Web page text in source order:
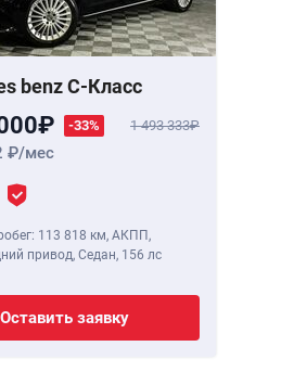
benz C-Класс
-33% 1 493 333
/мес
113 818 км, АКПП,
привод, Седан, 156 лс
Оставить заявку